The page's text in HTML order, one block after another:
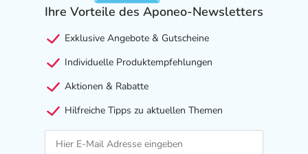
Ihre Vorteile des Aponeo-Newsletters
Exklusive Angebote & Gutscheine
Individuelle Produktempfehlungen
Aktionen & Rabatte
Hilfreiche Tipps zu aktuellen Themen